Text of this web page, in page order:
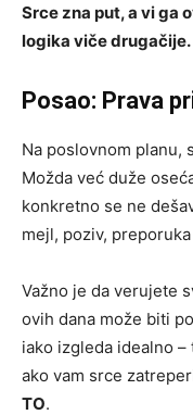
Srce zna put, a vi ga
logika viče drugačije.
Posao: Prava
Na poslovnom planu,
Možda već duže
konkretno se ne
mejl, poziv,
Važno je da verujete
ovih dana može biti
iako izgleda idealno –
ako vam srce
TO.